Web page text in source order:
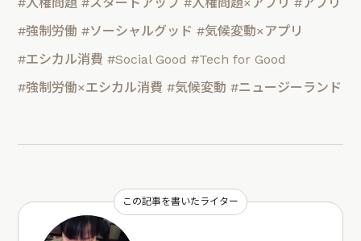
#強制労働 #ソーシャルグッド #気候変動×アプリ
#エシカル消費 #Social Good #Tech for Good
#強制労働×エシカル消費 #気候変動 #ニュージーランド
この記事を書いたライター